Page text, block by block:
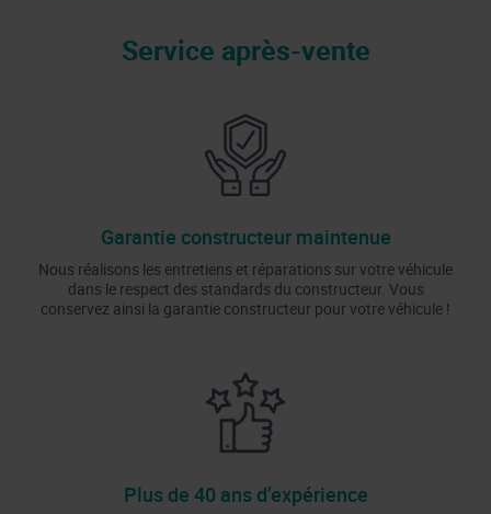
Service après-vente
Garantie constructeur maintenue
Nous réalisons les entretiens et réparations sur votre véhicule
dans le respect des standards du constructeur. Vous
conservez ainsi la garantie constructeur pour votre véhicule !
Plus de 40 ans d’expérience